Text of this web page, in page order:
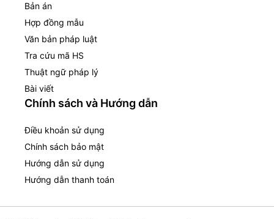
Bản án
Hợp đồng mẫu
Văn bản pháp luật
Tra cứu mã HS
Thuật ngữ pháp lý
Bài viết
Chính sách và Hướng dẫn
Điều khoản sử dụng
Chính sách bảo mật
Hướng dẫn sử dụng
Hướng dẫn thanh toán